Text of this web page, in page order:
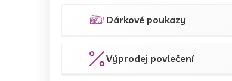
Dárkové poukazy
Výprodej povlečení